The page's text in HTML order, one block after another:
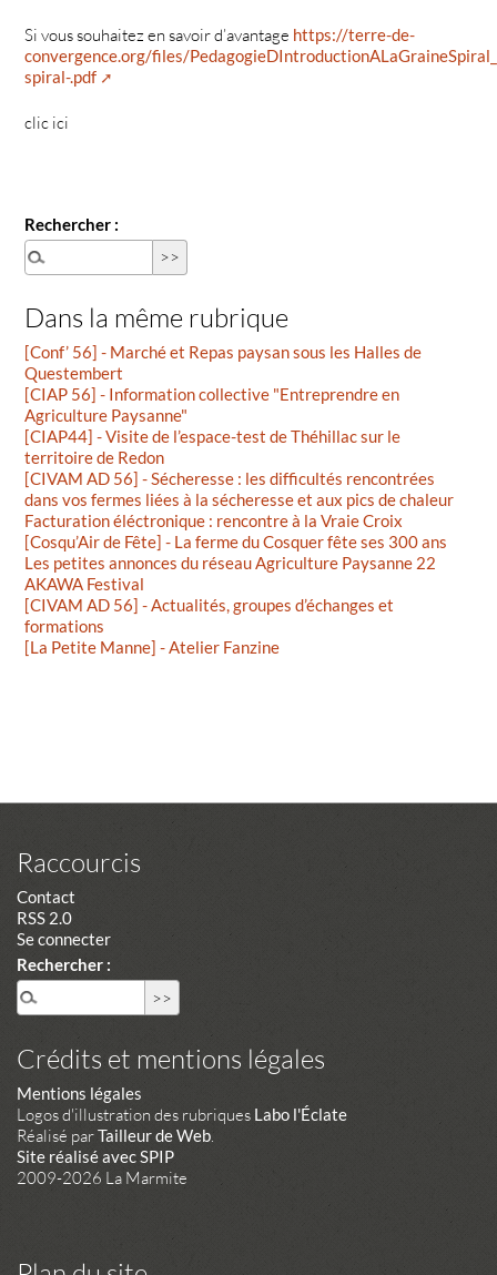
Si vous souhaitez en savoir d’avantage https://terre-de-
convergence.org/files/
spiral-.pdf
clic ici
Rechercher :
Dans la même rubrique
[Conf’ 56] - Marché et Repas paysan sous les Halles de
Questembert
[CIAP 56] - Information collective "Entreprendre en
Agriculture Paysanne"
[CIAP44] - Visite de l’espace-test de Théhillac sur le
territoire de Redon
[CIVAM AD 56] - Sécheresse : les difficultés rencontrées
dans vos fermes liées à la sécheresse et aux pics de chaleur
Facturation éléctronique : rencontre à la Vraie Croix
[Cosqu’Air de Fête] - La ferme du Cosquer fête ses 300 ans
Les petites annonces du réseau Agriculture Paysanne 22
AKAWA Festival
[CIVAM AD 56] - Actualités, groupes d’échanges et
formations
[La Petite Manne] - Atelier Fanzine
Raccourcis
Contact
RSS 2.0
Se connecter
Rechercher :
Crédits et mentions légales
Mentions légales
Logos d'illustration des rubriques Labo l'Éclate
Réalisé parTailleur de Web.
Site réalisé avec SPIP
2009-2026 La Marmite